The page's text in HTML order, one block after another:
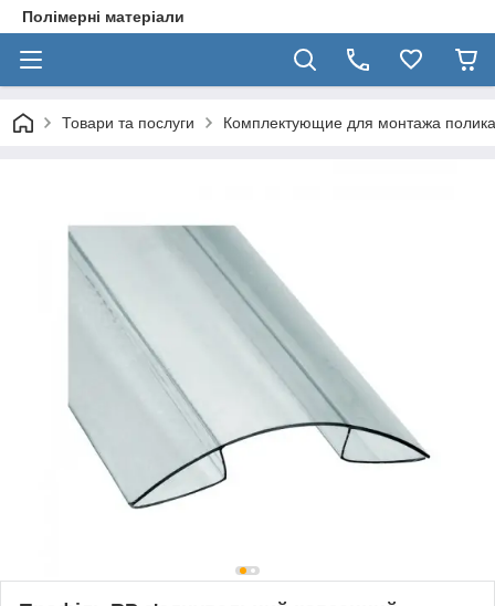
Полімерні матеріали
Товари та послуги Комплектующие для монтажа